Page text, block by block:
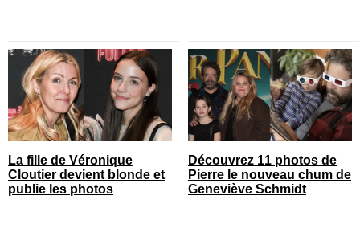
La fille de Véronique
Cloutier devient blonde et
publie les photos
Découvrez 11 photos de
Pierre le nouveau chum de
Geneviève Schmidt